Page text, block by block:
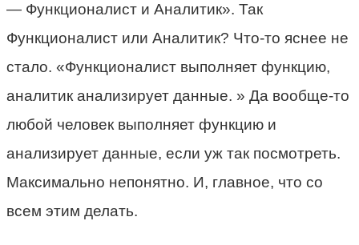
— Функционалист и Аналитик». Так
Функционалист или Аналитик? Что-то яснее не
стало. «Функционалист выполняет функцию,
аналитик анализирует данные. » Да вообще-то
любой человек выполняет функцию и
анализирует данные, если уж так посмотреть.
Максимально непонятно. И, главное, что со
всем этим делать.